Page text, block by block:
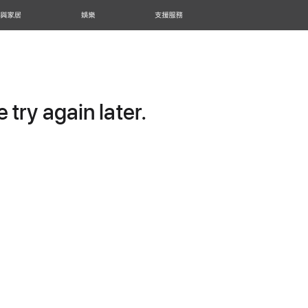
家居 娛樂 支援服務
try again later.